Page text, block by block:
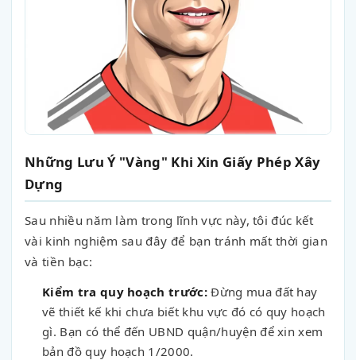
Những Lưu Ý "Vàng" Khi Xin Giấy Phép Xây
Dựng
Sau nhiều năm làm trong lĩnh vực này, tôi đúc kết
vài kinh nghiệm sau đây để bạn tránh mất thời gian
và tiền bạc:
Kiểm tra quy hoạch trước: Đừng mua đất hay
vẽ thiết kế khi chưa biết khu vực đó có quy hoạch
gì. Bạn có thể đến UBND quận/huyện để xin xem
bản đồ quy hoạch 1/2000.